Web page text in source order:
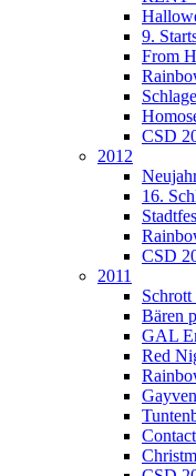
9.
From
CSD
2012
16.
CSD
2011
Bären
GAL
Red
Contact